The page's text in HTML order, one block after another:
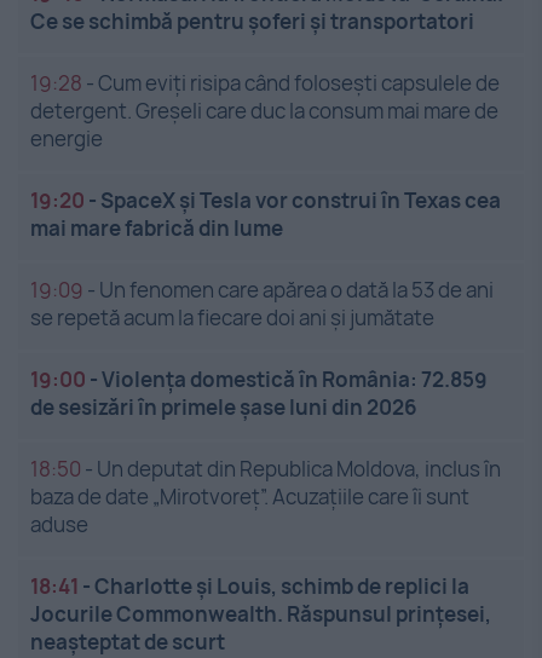
Ce se schimbă pentru șoferi și transportatori
19:28 -Cum eviți risipa când folosești capsulele de
detergent. Greșeli care duc la consum mai mare de
energie
19:20 - SpaceX și Tesla vor construi în Texas cea
mai mare fabrică din lume
19:09 - Un fenomen care apărea o dată la 53 de ani
se repetă acum la fiecare doi ani și jumătate
19:00 -Violența domestică în România: 72.859
de sesizări în primele șase luni din 2026
18:50 - Un deputat din Republica Moldova, inclus în
baza de date „Mirotvoreț”. Acuzațiile care îi sunt
aduse
18:41 -Charlotte și Louis, schimb de replici la
Jocurile Commonwealth. Răspunsul prințesei,
neașteptat de scurt